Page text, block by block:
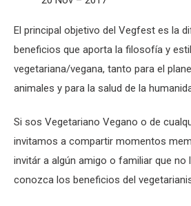
El principal objetivo del Vegfest es la
beneficios que aporta la filosofía y
vegetariana/vegana, tanto para el
animales y para la salud de la
Si sos Vegetariano Vegano o de
invitamos a compartir momentos
invitár a algún amigo o familiar que no
conozca los beneficios del